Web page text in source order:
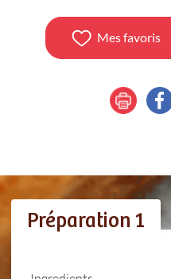
Mes favoris
Préparation 1